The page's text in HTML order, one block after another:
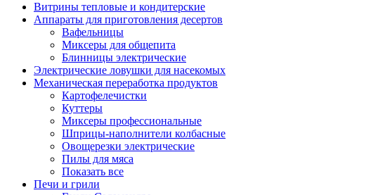
Витрины тепловые и кондитерские
Аппараты для приготовления десертов
Вафельницы
Миксеры для общепита
Блинницы электрические
Электрические ловушки для насекомых
Механическая переработка продуктов
Картофелечистки
Куттеры
Миксеры профессиональные
Шприцы-наполнители колбасные
Овощерезки электрические
Пилы для мяса
Показать все
Печи и грили